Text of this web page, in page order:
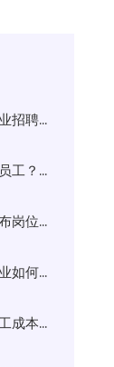
招聘...
工？...
岗位...
如何...
成本...